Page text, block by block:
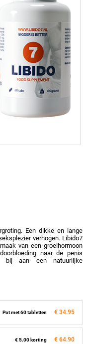
Een dikke en lange
verhogen. Libido7
van een groeihormoon
naar de penis
bij aan een natuurlijke
Pot met 60 tabletten € 34.95
€ 5.00 korting € 64.90